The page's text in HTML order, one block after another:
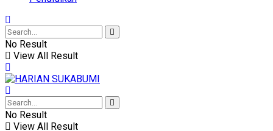
No Result
View All Result
No Result
View All Result